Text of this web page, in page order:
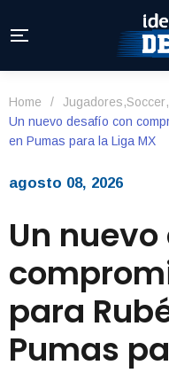
Home / Jugadores,Soccer,
Un nuevo desafío con
en Pumas para la Liga MX
agosto 08, 2026
Un
para
Pumas